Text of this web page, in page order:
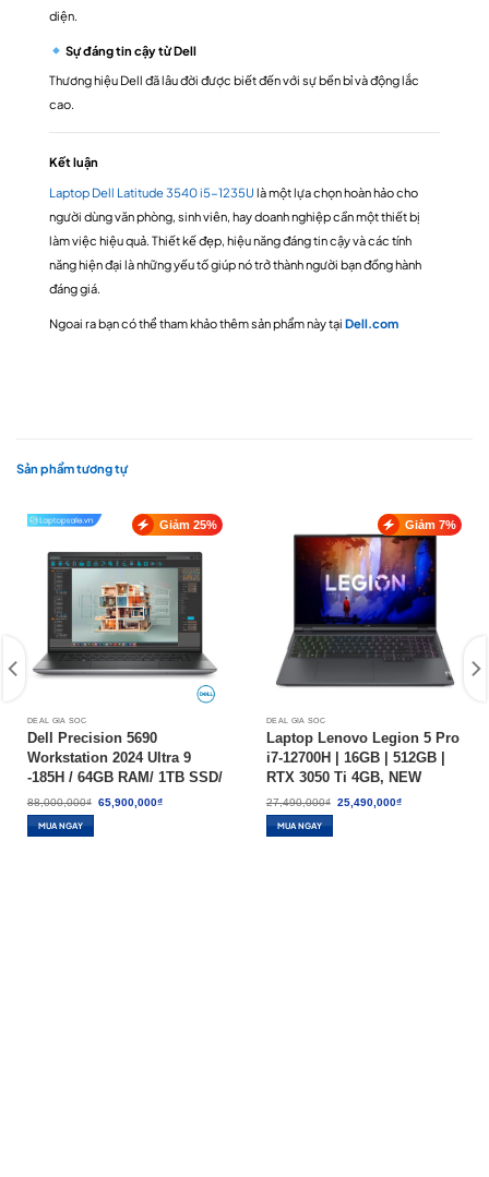
diện.
Sự đáng tin cậy từ Dell
Thương hiệu Dell đã lâu đời được biết đến với sự bền bỉ và động lắc
cao.
Kết luận
Laptop Dell Latitude 3540 i5-1235U là một lựa chọn hoàn hảo cho
người dùng văn phòng, sinh viên, hay doanh nghiệp cần một thiết bị
làm việc hiệu quả. Thiết kế đẹp, hiệu năng đáng tin cậy và các tính
năng hiện đại là những yếu tố giúp nó trở thành người bạn đồng hành
đáng giá.
Ngoai ra bạn có thể tham khảo thêm sản phẩm này tại Dell.com
Sản phẩm tương tự
Giảm 25%
DEAL GIÁ SỐC
Dell Precision 5690
Workstation 2024 Ultra 9
-185H / 64GB RAM/ 1TB SSD/
16″FHD+ / W11P – NEW
100%
88,000,000₫ Giá
gốc
65,900,000₫Giá
MUA NGAY
Giảm 7%
DEAL GIÁ SỐC
Laptop Lenovo Legion 5 Pro
i7-12700H | 16GB | 512GB |
RTX 3050 Ti 4GB, NEW
SEAL
27,490,000₫ Giá
gốc
25,490,000₫Giá
MUA NGAY